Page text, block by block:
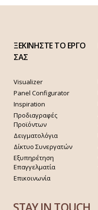
ΞΕΚΙΝΗΣΤΕ ΤΟ ΕΡΓΟ
ΣΑΣ
Visualizer
Panel Configurator
Inspiration
Προδιαγραφές
Προϊόντων
Δειγματολόγια
Δίκτυο Συνεργατών
Εξυπηρέτηση
Επαγγελματία
Επικοινωνία